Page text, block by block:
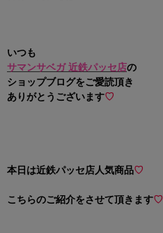
いつも
サマンサベガ 近鉄パッセ店の
ショップブログをご愛読頂き
ありがとうございます♡
本日は近鉄パッセ店人気商品♡
こちらのご紹介をさせて頂きます♡